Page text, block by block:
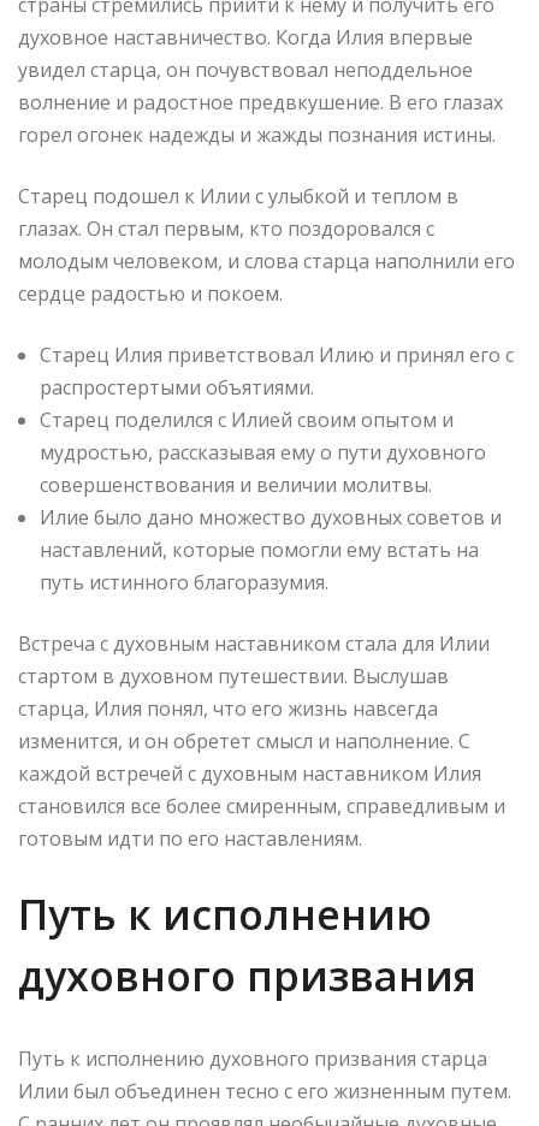
духовное наставничество. Когда Илия впервые
увидел старца, он почувствовал неподдельное
волнение и радостное предвкушение. В его глазах
горел огонек надежды и жажды познания истины.
Старец подошел к Илии с улыбкой и теплом в
глазах. Он стал первым, кто поздоровался с
молодым человеком, и слова старца наполнили его
сердце радостью и покоем.
Старец Илия приветствовал Илию и принял его с
распростертыми объятиями.
Старец поделился с Илией своим опытом и
мудростью, рассказывая ему о пути духовного
совершенствования и величии молитвы.
Илие было дано множество духовных советов и
наставлений, которые помогли ему встать на
путь истинного благоразумия.
Встреча с духовным наставником стала для Илии
стартом в духовном путешествии. Выслушав
старца, Илия понял, что его жизнь навсегда
изменится, и он обретет смысл и наполнение. С
каждой встречей с духовным наставником Илия
становился все более смиренным, справедливым и
готовым идти по его наставлениям.
Путь к исполнению
духовного призвания
Путь к исполнению духовного призвания старца
Илии был объединен тесно с его жизненным путем.